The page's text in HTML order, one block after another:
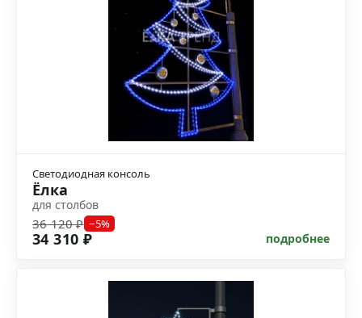
Светодиодная консоль
Ёлка
для столбов
36 120 ₽ −5%
34 310 ₽ подробнее